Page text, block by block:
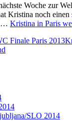
Woche zur
Kristina noch einen
Kristina in Paris
Finale Paris 2013
SLO 2014